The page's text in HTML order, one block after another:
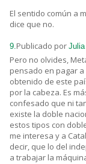
El sentido común a
dice que no.
9. Publicado por Julia
Pero no olvides,
pensado en pagar
obtenido de este
por la cabeza. Es
confesado que ni
existe la doble
estos tipos con
me interesa y a
decir, que lo del
a trabajar la